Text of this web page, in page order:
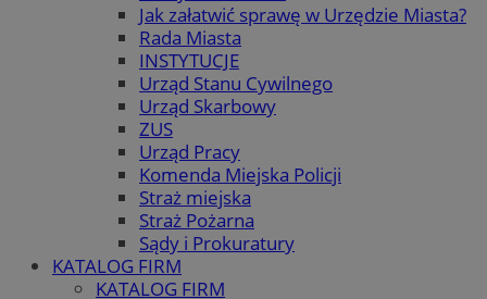
Jak załatwić sprawę w Urzędzie Miasta?
Rada Miasta
INSTYTUCJE
Urząd Stanu Cywilnego
Urząd Skarbowy
ZUS
Urząd Pracy
Komenda Miejska Policji
Straż miejska
Straż Pożarna
Sądy i Prokuratury
KATALOG FIRM
KATALOG FIRM